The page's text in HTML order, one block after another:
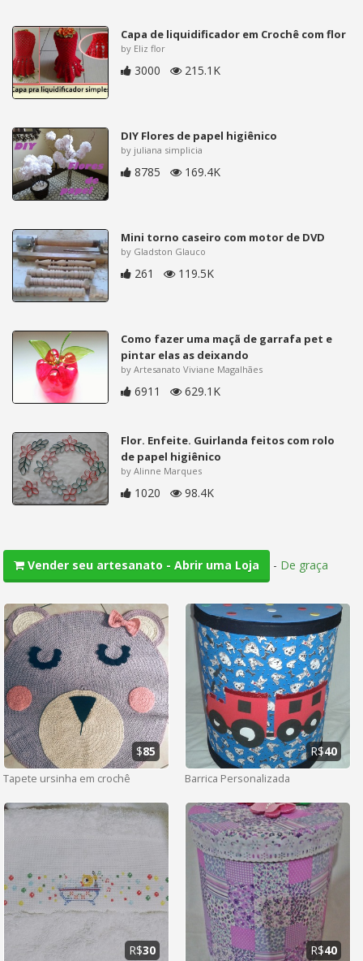
Capa de liquidificador em Crochê com flor
by Eliz flor
3000 215.1K
DIY Flores de papel higiênico
by juliana simplicia
8785 169.4K
Mini torno caseiro com motor de DVD
by Gladston Glauco
261 119.5K
Como fazer uma maçã de garrafa pet e
pintar elas as deixando
by Artesanato Viviane Magalhães
6911 629.1K
Flor. Enfeite. Guirlanda feitos com rolo
de papel higiênico
by Alinne Marques
1020 98.4K
Vender seu artesanato - Abrir uma Loja - De graça
Tapete ursinha em crochê
$85
Barrica Personalizada
R$40
R$30 R$40